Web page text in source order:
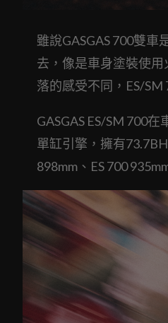
雖說GASGAS 700雙
去，像是車身塗裝使
落的感受不同，ES/
GASGAS ES/SM 700
單缸引擎，擁有
898mm、ES 700